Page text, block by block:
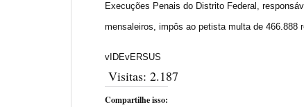
Execuções Penais do Distrito Federal,
mensaleiros, impôs ao petista multa de 466.888
vIDEvERSUS
Visitas: 2.187
Compartilhe isso: